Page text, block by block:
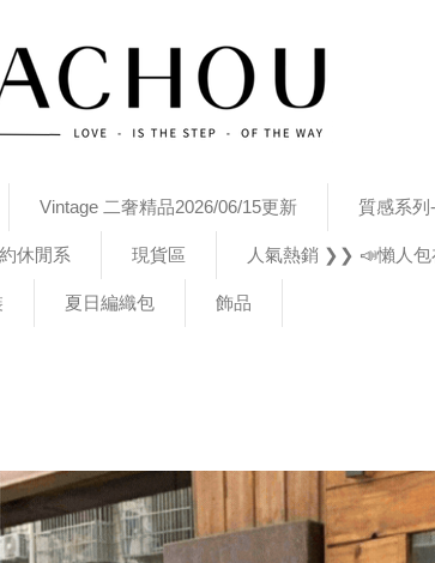
Vintage 二奢精品2026/06/15更新 質感系
休閒系 現貨區 人氣熱銷 ❯❯ 📣懶人包
夏日編織包 飾品